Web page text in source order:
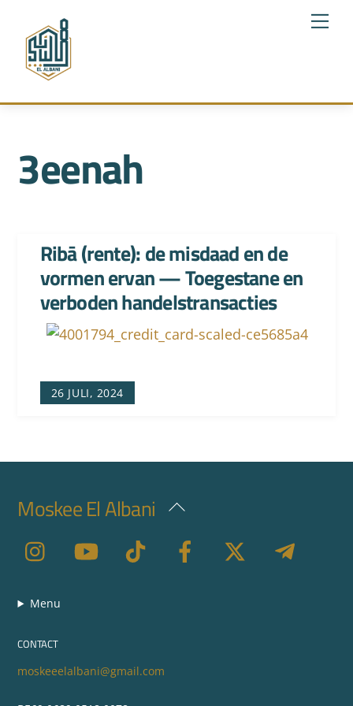
content
3eenah
26 JULI, 2024
Ribā (rente): de misdaad en de
vormen ervan — Toegestane en
verboden handelstransacties
Back
Top
Moskee El Albani
Menu
CONTACT
moskeeelalbani@gmail.com